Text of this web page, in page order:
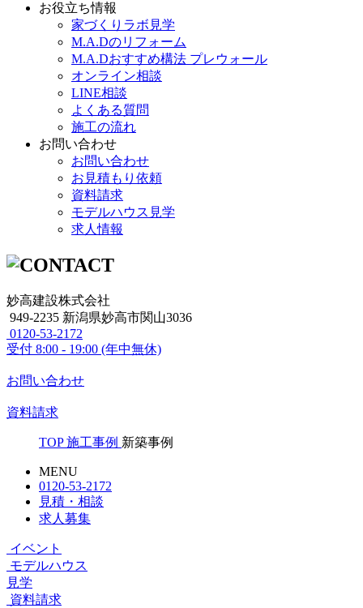
お役立ち情報
家づくりラボ見学
M.A.Dのリフォーム
M.A.Dおすすめ構法 プレウォール
オンライン相談
LINE相談
よくある質問
施工の流れ
お問い合わせ
お問い合わせ
お見積もり依頼
資料請求
モデルハウス見学
求人情報
妙高建設株式会社
949-2235 新潟県妙高市関山3036
0120-53-2172
受付 8:00 - 19:00 (年中無休)
お問い合わせ
資料請求
TOP 施工事例 新築事例
MENU
0120-53-2172
見積・相談
求人募集
イベント
モデルハウス
見学
資料請求